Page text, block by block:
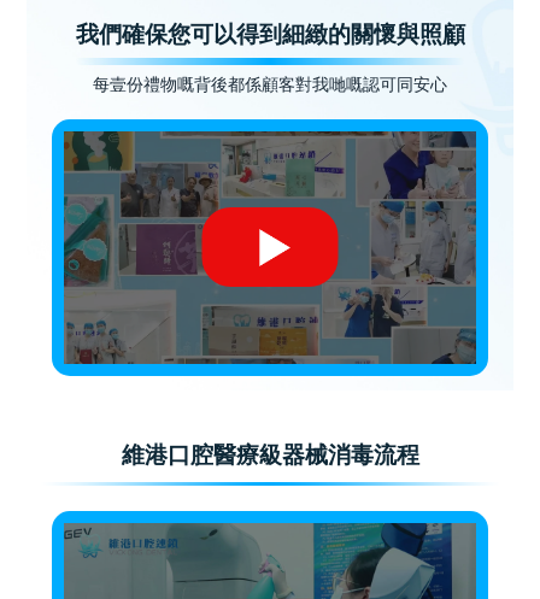
我們確保您可以得到細緻的關懷與照顧
每壹份禮物嘅背後都係顧客對我哋嘅認可同安心
維港口腔醫療級器械消毒流程